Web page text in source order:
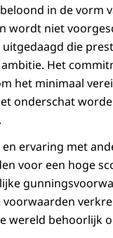
in de vorm
wordt niet
die
Het
het minimaal
onderschat
ervaring met
voor een hoge
wereld behoorlijk